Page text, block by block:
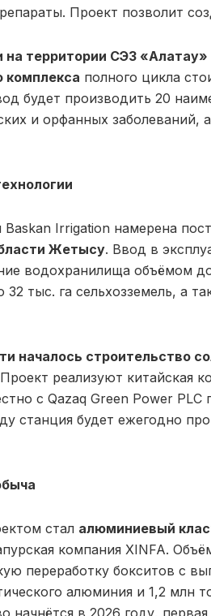
Проект позволит
территории СЭЗ
комплекса полного цикла
будет производить 20
и орфанных
Baskan Irrigation намерена
Жетысу. Ввод в
водохранилища объёмом
32 тыс. га сельхозземель, а
началось строительство
реализуют китайская
с Qazaq Green Power
станция будет ежегодно
стал алюминиевый
компания XINFA.
переработку бокситов с
алюминия и 1,2 млн
начнётся в 2026 году,